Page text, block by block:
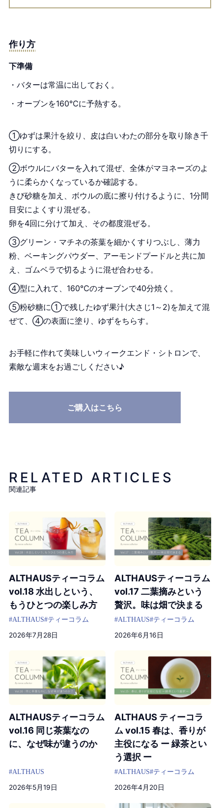
作り方
下準備
・バターは常温に出しておく。
・オーブンを160℃に予熱する。
①ゆずは果汁を絞り、皮は白いわたの部分を取り除き千
切りにする。
②ボウルにバターを入れて混ぜ、全体がマヨネーズのよ
うに柔らかくなっているか確認する。
きび砂糖を加え、ボウルの底に擦り付けるように、1分間
目安によくすり混ぜる。
卵を4回に分けて加え、その都度混ぜる。
③グリーン・マチネの茶葉を細かくすりつぶし、薄力
粉、ベーキングパウダー、アーモンドプードルと共に加
え、ゴムベラで切るように混ぜ合わせる。
④型に入れて、160℃のオーブンで40分焼く。
⑤粉砂糖に①で残したゆず果汁(大さじ1～2)を加えて混
ぜて、④の表面に塗り、ゆずをちらす。
お手軽に作れて美味しいウィークエンド・シトロンで、
素敵な週末をお過ごしください♪
ご購入はこちら
RELATED ARTICLES
関連記事
ALTHAUSティーコラム
vol.18 水出しという、
もうひとつの楽しみ方
#ALTHAUS#ティーコラム
2026年7月28日
ALTHAUSティーコラム
vol.17 二葉摘みという
贅沢。味は畑で決まる
#ALTHAUS#ティーコラム
2026年6月16日
ALTHAUSティーコラム
vol.16 同じ茶葉なの
に、なぜ味が違うのか
#ALTHAUS
2026年5月19日
ALTHAUS ティーコラ
ム vol.15 春は、香りが
主役になる ー 緑茶とい
う選択 ー
#ALTHAUS#ティーコラム
2026年4月20日